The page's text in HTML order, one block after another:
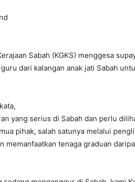
Sabah (KGKS) menggesa
dari kalangan anak jati Sabah
yang serius di Sabah dan perlu
pihak, salah satunya melalui
memanfaatkan tenaga graduan